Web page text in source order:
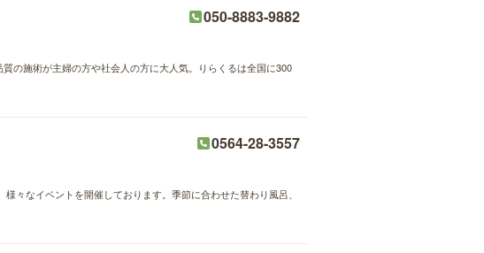
050-8883-9882
の施術が主婦の方や社会人の方に大人気。りらくるは全国に300
0564-28-3557
々なイベントを開催しております。季節に合わせた替わり風呂、